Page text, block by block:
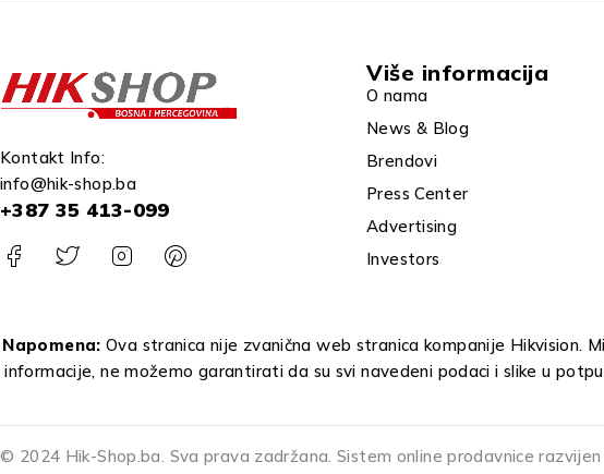
Kontakt Info:
info@hik-shop.ba
+387 35 413-099
Više informacija
O nama
News & Blog
Brendovi
Press Center
Advertising
Investors
Napomena: Ova stranica nije zvanična web stranica kompanije Hikvision.
informacije, ne možemo garantirati da su svi navedeni podaci i slike u
© 2024 Hik-Shop.ba. Sva prava zadržana. Sistem online prodavnice